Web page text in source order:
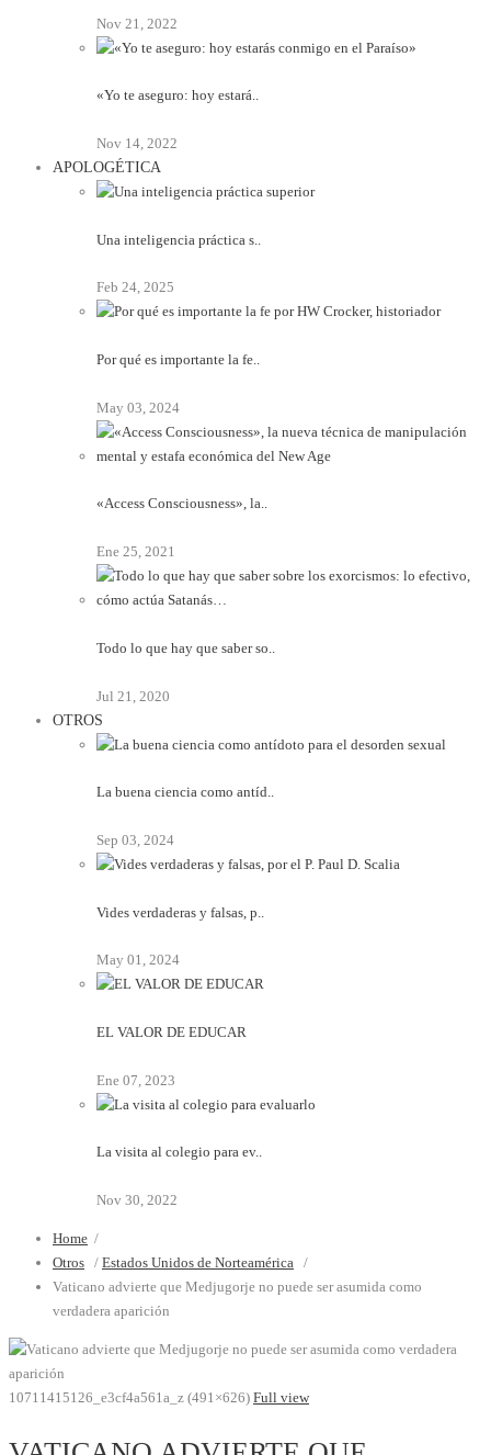
Nov 21, 2022
«Yo te aseguro: hoy estará..
Nov 14, 2022
APOLOGÉTICA
Una inteligencia práctica s..
Feb 24, 2025
Por qué es importante la fe..
May 03, 2024
«Access Consciousness», la..
Ene 25, 2021
Todo lo que hay que saber so..
Jul 21, 2020
OTROS
La buena ciencia como antíd..
Sep 03, 2024
Vides verdaderas y falsas, p..
May 01, 2024
EL VALOR DE EDUCAR
Ene 07, 2023
La visita al colegio para ev..
Nov 30, 2022
Home /
Otros / Estados Unidos de Norteamérica /
Vaticano advierte que Medjugorje no puede ser asumida como
verdadera aparición
10711415126_e3cf4a561a_z (491×626) Full view